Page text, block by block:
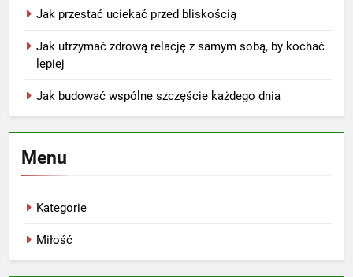
Jak przestać uciekać przed bliskością
Jak utrzymać zdrową relację z samym sobą, by kochać
lepiej
Jak budować wspólne szczęście każdego dnia
Menu
Kategorie
Miłość